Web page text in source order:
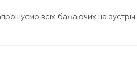
всіх бажаючих на зустріч.